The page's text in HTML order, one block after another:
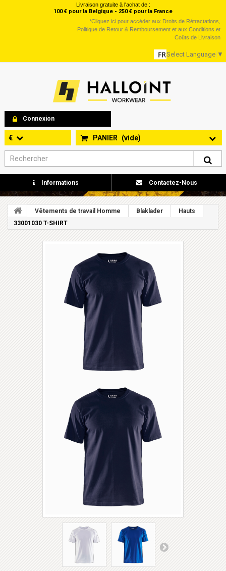
Livraison gratuite à l'achat de :
100 € pour la Belgique - 250 € pour la France
*Cliquez ici pour accéder aux Droits de Rétractations,
Politique de Retour & Remboursement et aux Conditions et
Coûts de Livraison
Select Language ▼
Connexion
PANIER (vide)
€
Informations Contactez-Nous
Vêtements de travail Homme Blaklader
Hauts
33001030 T-SHIRT